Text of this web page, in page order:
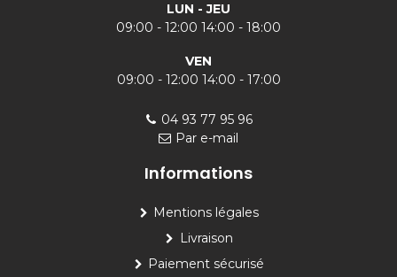
LUN - JEU
09:00 - 12:00 14:00 - 18:00
VEN
09:00 - 12:00 14:00 - 17:00
04 93 77 95 96
Par e-mail
Informations
Mentions légales
Livraison
Paiement sécurisé